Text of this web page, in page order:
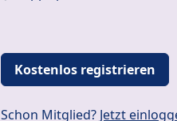
Kostenlos registrieren
Schon Mitglied? Jetzt